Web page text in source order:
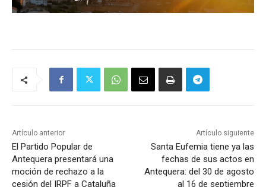
Artículo anterior
El Partido Popular de
Antequera presentará una
moción de rechazo a la
cesión del IRPF a Cataluña
Artículo siguiente
Santa Eufemia tiene ya las
fechas de sus actos en
Antequera: del 30 de agosto
al 16 de septiembre